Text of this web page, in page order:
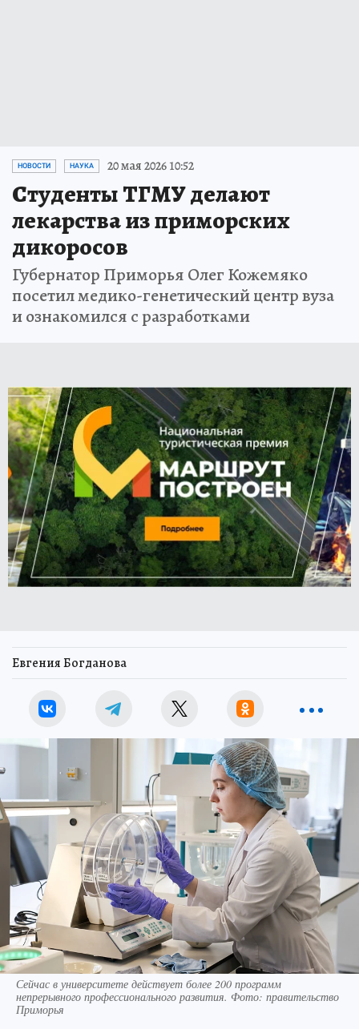
НОВОСТИ НАУКА 20 мая 2026 10:52
Студенты ТГМУ делают
лекарства из приморских
дикоросов
Губернатор Приморья Олег Кожемяко
посетил медико-генетический центр вуза
и ознакомился с разработками
Евгения Богданова
Сейчас в университете действует более 200 программ
непрерывного профессионального развития. Фото: правительство
Приморья